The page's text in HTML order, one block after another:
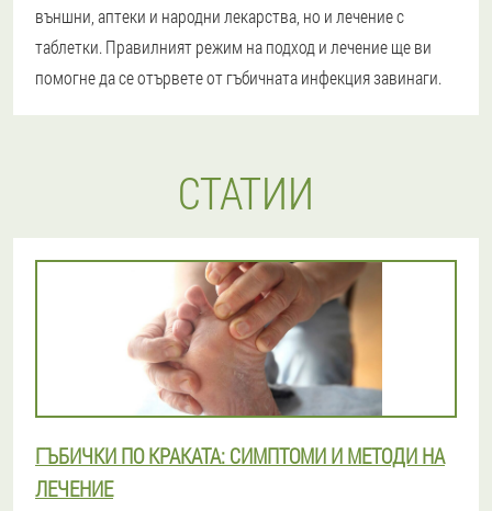
външни, аптеки и народни лекарства, но и лечение с
таблетки. Правилният режим на подход и лечение ще ви
помогне да се отървете от гъбичната инфекция завинаги.
СТАТИИ
ГЪБИЧКИ ПО КРАКАТА: СИМПТОМИ И МЕТОДИ НА
ЛЕЧЕНИЕ